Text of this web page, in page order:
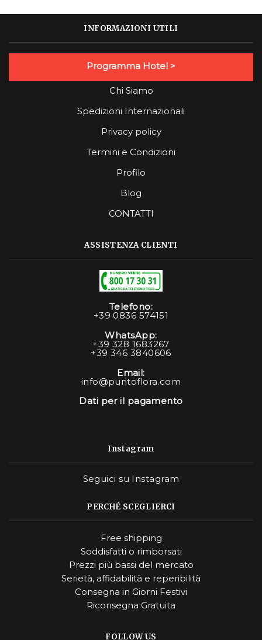
INFORMAZIONI UTILI
Programma Hotel >
Chi Siamo
Spedizioni Internazionali
Privacy policy
Termini e Condizioni
Profilo
Blog
CONTATTI
ASSISTENZA CLIENTI
Telefono:
+39 0836 574151
WhatsApp:
+39 328 1683267
+39 346 3840606
Email:
info@puntoflora.com
Dati per il pagamento
Instagram
Seguici su Instagram
PERCHÉ SCEGLIERCI
Free shipping
Soddisfatti o rimborsati
Prezzi più bassi del mercato
Serietà, affidabilità e reperibilità
Consegna in Giorni Festivi
Riconsegna Gratuita
FOLLOW US